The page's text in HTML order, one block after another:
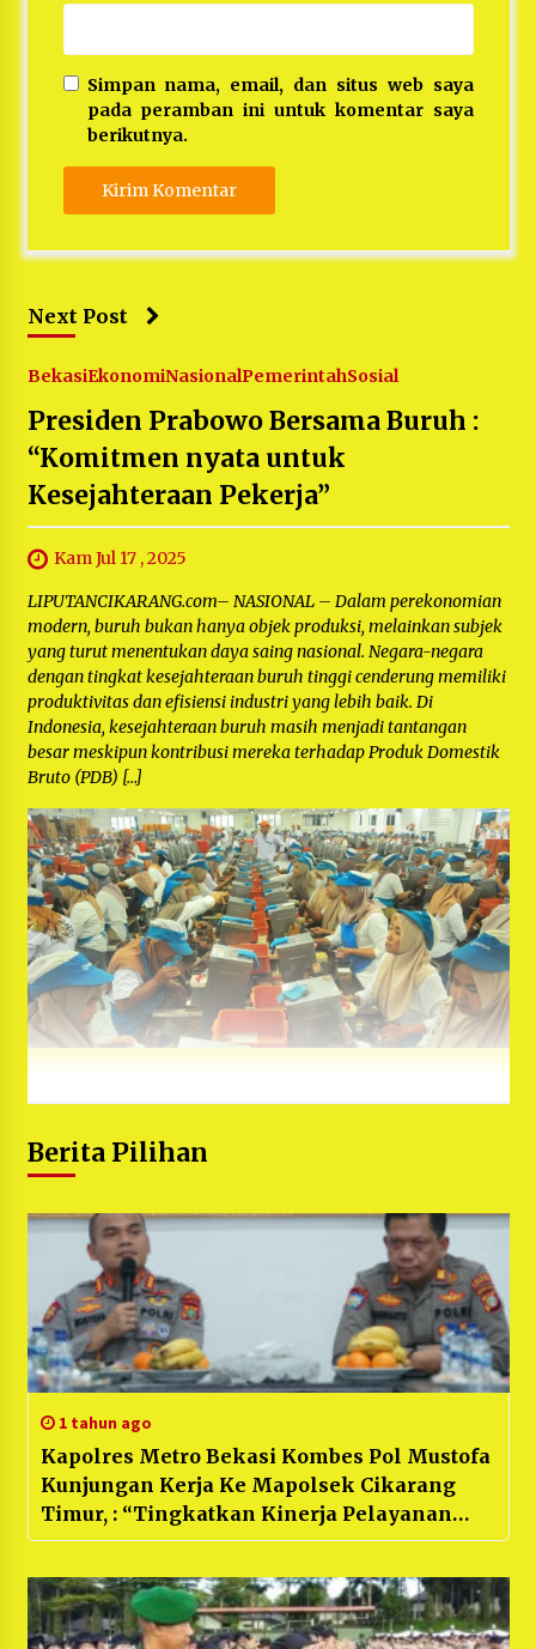
Simpan nama, email, dan situs web saya
pada peramban ini untuk komentar saya
berikutnya.
Next Post
BekasiEkonomiNasionalPemerintahSosial
Presiden Prabowo Bersama Buruh :
“Komitmen nyata untuk
Kesejahteraan Pekerja”
Kam Jul 17 , 2025
LIPUTANCIKARANG.com– NASIONAL – Dalam perekonomian
modern, buruh bukan hanya objek produksi, melainkan subjek
yang turut menentukan daya saing nasional. Negara-negara
dengan tingkat kesejahteraan buruh tinggi cenderung memiliki
produktivitas dan efisiensi industri yang lebih baik. Di
Indonesia, kesejahteraan buruh masih menjadi tantangan
besar meskipun kontribusi mereka terhadap Produk Domestik
Bruto (PDB) […]
Berita Pilihan
1 tahun ago
Kapolres Metro Bekasi Kombes Pol Mustofa
Kunjungan Kerja Ke Mapolsek Cikarang
Timur, : “Tingkatkan Kinerja Pelayanan
Publik”